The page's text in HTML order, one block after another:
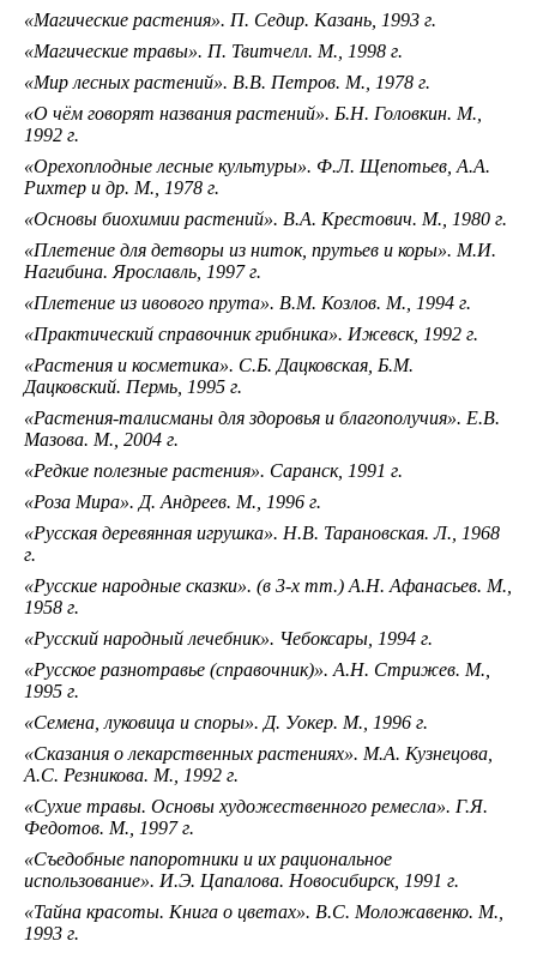
«Магические растения». П. Седир. Казань, 1993 г.
«Магические травы». П. Твитчелл. М., 1998 г.
«Мир лесных растений». В.В. Петров. М., 1978 г.
«О чём говорят названия растений». Б.Н. Головкин. М.,
1992 г.
«Орехоплодные лесные культуры». Ф.Л. Щепотьев, А.А.
Рихтер и др. М., 1978 г.
«Основы биохимии растений». В.А. Крестович. М., 1980 г.
«Плетение для детворы из ниток, прутьев и коры». М.И.
Нагибина. Ярославль, 1997 г.
«Плетение из ивового прута». В.М. Козлов. М., 1994 г.
«Практический справочник грибника». Ижевск, 1992 г.
«Растения и косметика». С.Б. Дацковская, Б.М.
Дацковский. Пермь, 1995 г.
«Растения-талисманы для здоровья и благополучия». Е.В.
Мазова. М., 2004 г.
«Редкие полезные растения». Саранск, 1991 г.
«Роза Мира». Д. Андреев. М., 1996 г.
«Русская деревянная игрушка». Н.В. Тарановская. Л., 1968
г.
«Русские народные сказки». (в 3-х тт.) А.Н. Афанасьев. М.,
1958 г.
«Русский народный лечебник». Чебоксары, 1994 г.
«Русское разнотравье (справочник)». А.Н. Стрижев. М.,
1995 г.
«Семена, луковица и споры». Д. Уокер. М., 1996 г.
«Сказания о лекарственных растениях». М.А. Кузнецова,
А.С. Резникова. М., 1992 г.
«Сухие травы. Основы художественного ремесла». Г.Я.
Федотов. М., 1997 г.
«Съедобные папоротники и их рациональное
использование». И.Э. Цапалова. Новосибирск, 1991 г.
«Тайна красоты. Книга о цветах». В.С. Моложавенко. М.,
1993 г.